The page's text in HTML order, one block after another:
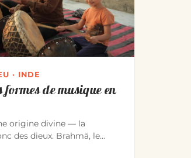
· INDE
formes de musique en
origine divine — la
des dieux. Brahmā, le